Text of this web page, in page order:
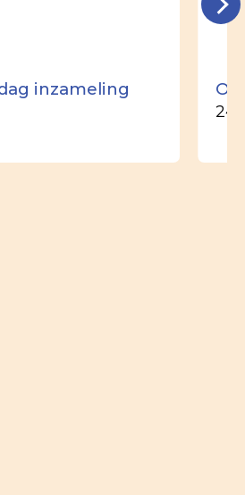
inzameling
24